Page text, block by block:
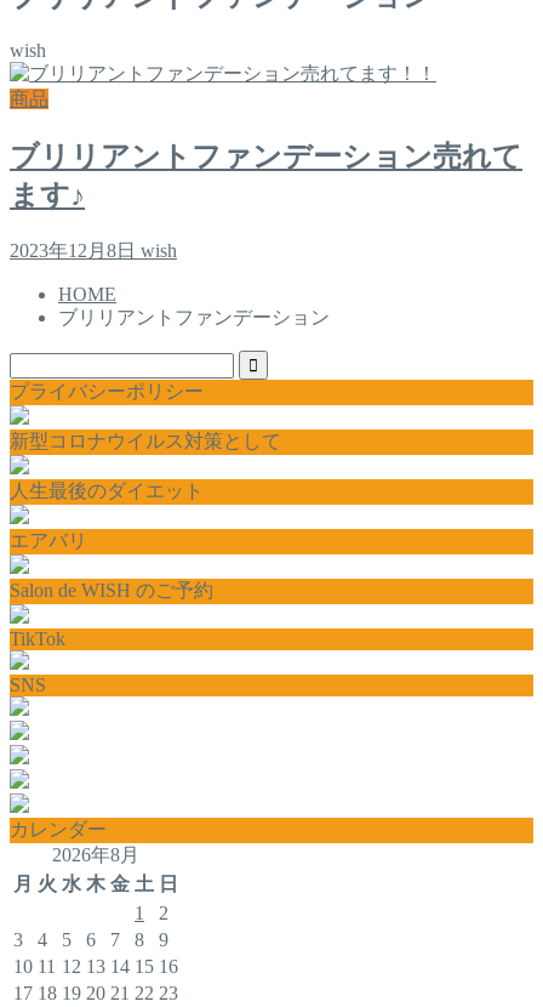
wish
商品
ブリリアントファンデーション売れて
ます♪
2023年12月8日 wish
HOME
ブリリアントファンデーション
プライバシーポリシー
新型コロナウイルス対策として
人生最後のダイエット
エアバリ
Salon de WISH のご予約
TikTok
SNS
カレンダー
2026年8月
月 火 水 木 金 土 日
1
2
3
4 5 6 7 8
9
10 11 12 13 14 15 16
17 18 19 20 21 22 23